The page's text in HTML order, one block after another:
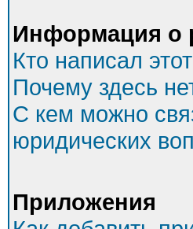
Информация о
Кто написал
Почему здесь
С кем можно
юридических
Приложения